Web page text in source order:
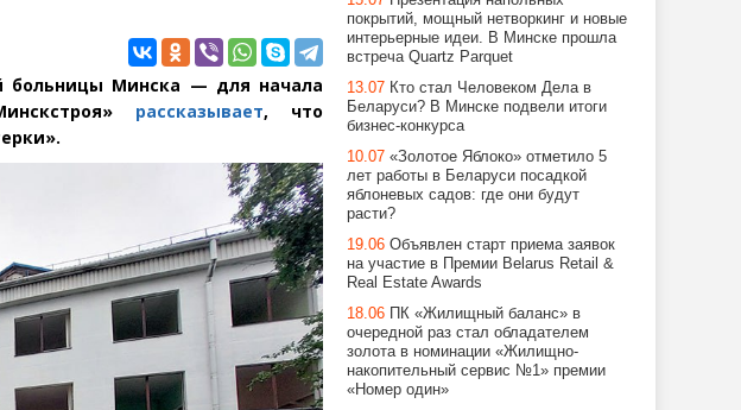
больницы Минска — для начала
рассказывает, что
покрытий, мощный нетворкинг и новые
интерьерные идеи. В Минске прошла
встреча Quartz Parquet
13.07 Кто стал Человеком Дела в
Беларуси? В Минске подвели итоги
бизнес-конкурса
10.07 «Золотое Яблоко» отметило 5
лет работы в Беларуси посадкой
яблоневых садов: где они будут
расти?
19.06 Объявлен старт приема заявок
на участие в Премии Belarus Retail &
Real Estate Awards
18.06 ПК «Жилищный баланс» в
очередной раз стал обладателем
золота в номинации «Жилищно-
накопительный сервис №1» премии
«Номер один»